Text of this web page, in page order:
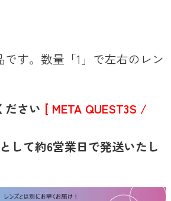
す。数量「1」で左右のレン
ださい [ META QUEST3S /
して約6営業日で発送いたし